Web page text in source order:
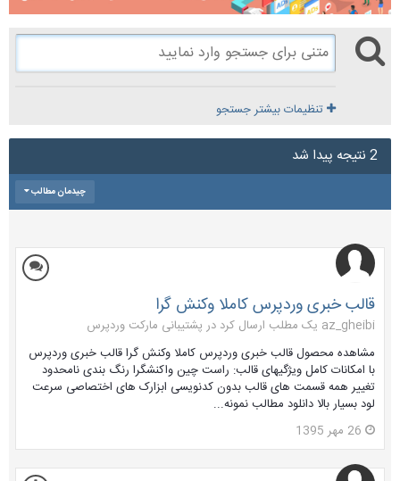
تنظیمات بیشتر جستجو
2 نتیجه پیدا شد
چیدمان مطالب
قالب خبری وردپرس کاملا وکنش گرا
az_gheibi یک مطلب ارسال کرد در
پشتیبانی مارکت وردپرس
مشاهده محصول قالب خبری وردپرس کاملا وکنش گرا قالب خبری وردپرس
با امکانات کامل ویژگیهای قالب: راست چین واکنشگرا رنگ بندی نامحدود
تغییر همه قسمت های قالب بدون کدنویسی ابزارک های اختصاصی سرعت
لود بسیار بالا دانلود مطالب نمونه...
26 مهر 1395